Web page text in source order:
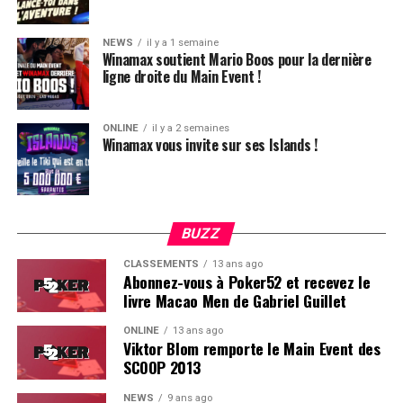
Résultats High Roller 2 200€ WPT Prime Aix-en-
Provence 2024 / Prizepool 186 240€ / 97 entrants / 13
NEWS il y a 1 semaine
Winamax soutient Mario Boos pour la dernière
ligne droite du Main Event !
ONLINE il y a 2 semaines
Winamax vous invite sur ses Islands !
BUZZ
CLASSEMENTS 13 ans ago
Abonnez-vous à Poker52 et recevez le
livre Macao Men de Gabriel Guillet
ONLINE 13 ans ago
Viktor Blom remporte le Main Event des
SCOOP 2013
NEWS 9 ans ago